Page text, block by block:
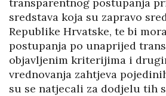
sredstava koja su zapravo
Republike Hrvatske, te bi
postupanja po unaprijed
objavljenim kriterijima i
vrednovanja zahtjeva
su se natjecali za dodjelu tih